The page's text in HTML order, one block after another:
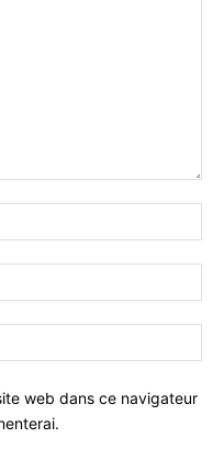
web dans ce navigateur